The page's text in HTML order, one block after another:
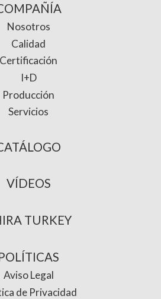
Nosotros
Calidad
Certificación
I+D
Producción
Servicios
VÍDEOS
TURKEY
Aviso Legal
de Privacidad